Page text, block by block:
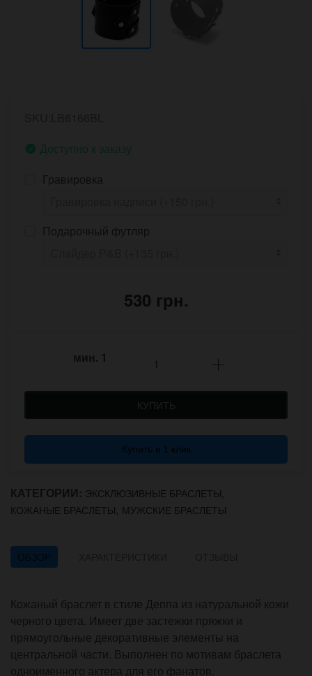
Доступно к заказу
Гравировка
Подарочный футляр
530 грн.
мин. 1
КУПИТЬ
Купить в 1 клик
КАТЕГОРИИ: ЭКСКЛЮЗИВНЫЕ БРАСЛЕТЫ,
КОЖАНЫЕ БРАСЛЕТЫ, МУЖСКИЕ БРАСЛЕТЫ
ОБЗОР
Кожаный браслет в стиле Деппа из натуральной кожи
черного цвета. Имеет две застежки пряжки и
прямоугольные декоративные элементы на
центральной части. Выполнен по мотивам браслета
одноименного актера для его фанатов.